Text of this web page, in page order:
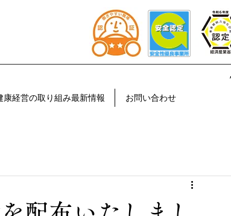
康経営の取り組み最新情報 お問い合わせ